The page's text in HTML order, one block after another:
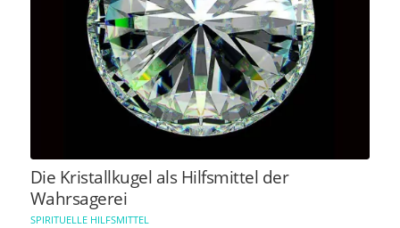
Die Kristallkugel als Hilfsmittel der
Wahrsagerei
SPIRITUELLE HILFSMITTEL